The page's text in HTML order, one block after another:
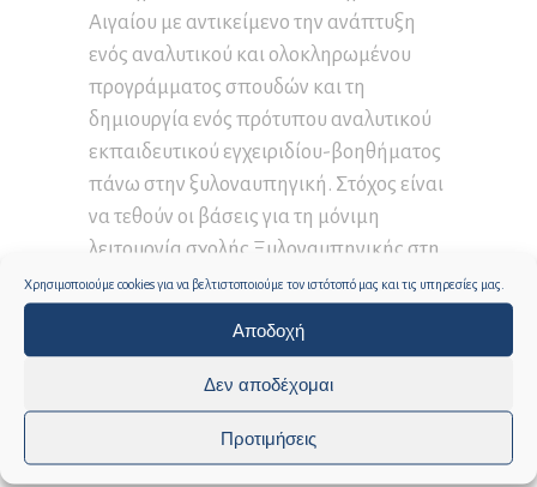
Χρησιμοποιούμε cookies για να βελτιστοποιούμε τον ιστότοπό μας και τις υπηρεσίες μας.
Αποδοχή
Δεν αποδέχομαι
Προτιμήσεις
Αιγαίου με αντικείμενο την ανάπτυξη
ενός αναλυτικού και ολοκληρωμένου
προγράμματος σπουδών και τη
δημιουργία ενός πρότυπου αναλυτικού
εκπαιδευτικού εγχειριδίου-βοηθήματος
πάνω στην ξυλοναυπηγική. Στόχος είναι
να τεθούν οι βάσεις για τη μόνιμη
λειτουργία σχολής Ξυλοναυπηγικής στη
Σάμο, η οποία θα συνδυάζει τις
επιστήμη και τεχνολογία.
Τμήμα Μηχανικών Πληροφοριακών και
18:00 – 21:00 | ΕΡΓΑΣΤΗΡΙΟ |Υποβρύχια